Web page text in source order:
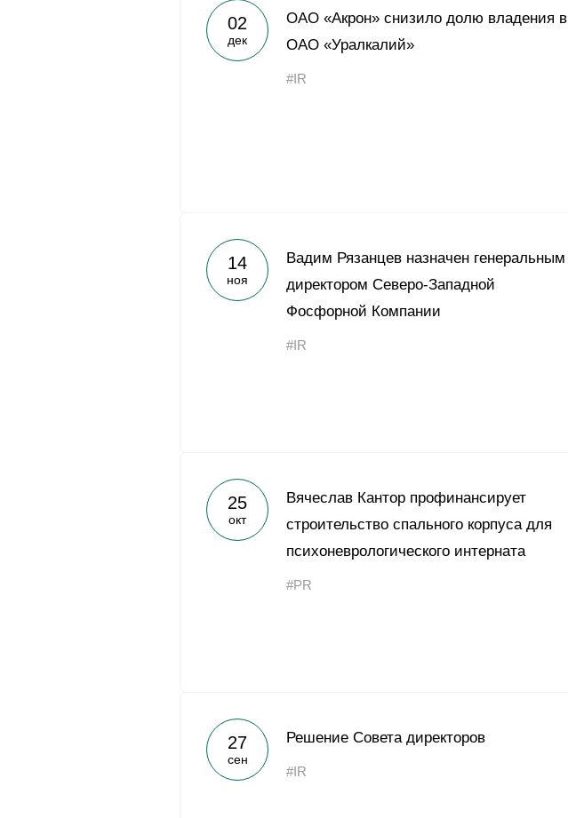
02
дек
ОАО «Акрон» снизило долю владения в
ОАО «Уралкалий»
#IR
14
ноя
Вадим Рязанцев назначен генеральным
директором Северо-Западной
Фосфорной Компании
#IR
25
окт
Вячеслав Кантор профинансирует
строительство спального корпуса для
психоневрологического интерната
#PR
27
сен
Решение Совета директоров
#IR